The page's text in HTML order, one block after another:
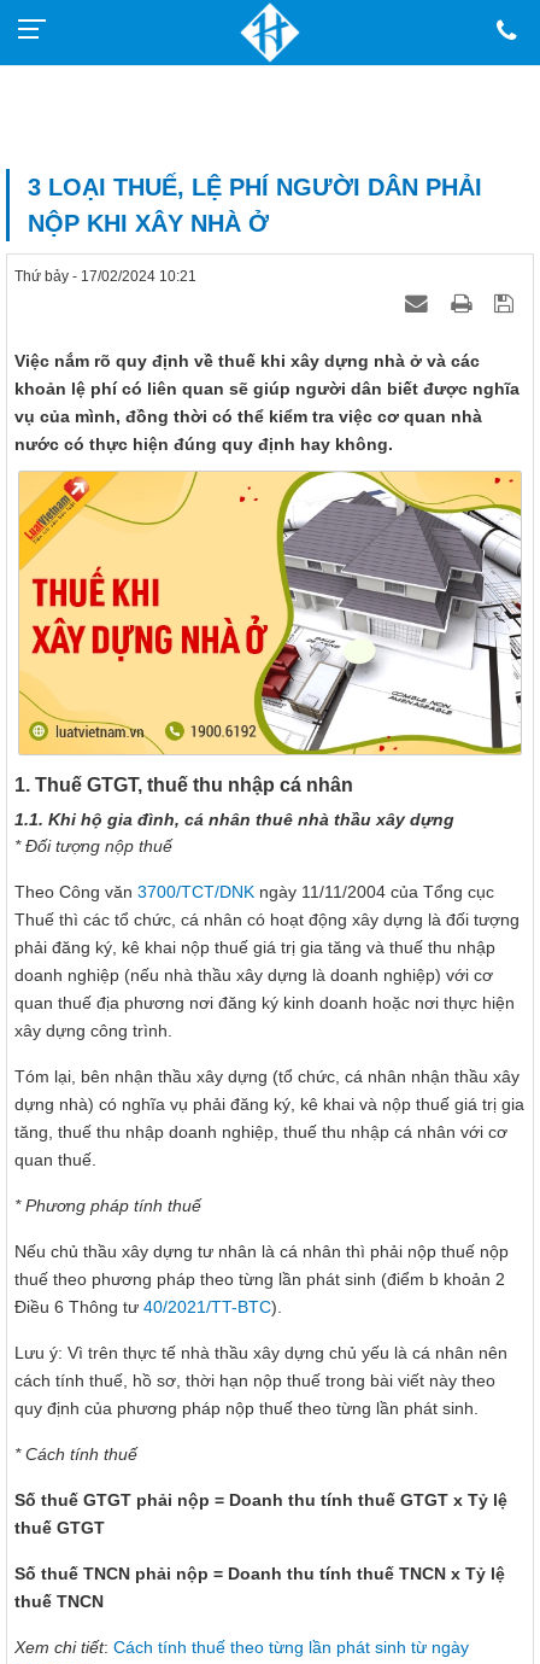
3 LOẠI THUẾ, LỆ PHÍ NGƯỜI DÂN PHẢI
NỘP KHI XÂY NHÀ Ở
Thứ bảy - 17/02/2024 10:21
Việc nắm rõ quy định về thuế khi xây dựng nhà ở và các
khoản lệ phí có liên quan sẽ giúp người dân biết được nghĩa
vụ của mình, đồng thời có thể kiểm tra việc cơ quan nhà
nước có thực hiện đúng quy định hay không.
1. Thuế GTGT, thuế thu nhập cá nhân
1.1. Khi hộ gia đình, cá nhân thuê nhà thầu xây dựng
* Đối tượng nộp thuế
Theo Công văn 3700/TCT/DNK ngày 11/11/2004 của Tổng cục
Thuế thì các tổ chức, cá nhân có hoạt động xây dựng là đối tượng
phải đăng ký, kê khai nộp thuế giá trị gia tăng và thuế thu nhập
doanh nghiệp (nếu nhà thầu xây dựng là doanh nghiệp) với cơ
quan thuế địa phương nơi đăng ký kinh doanh hoặc nơi thực hiện
xây dựng công trình.
Tóm lại, bên nhận thầu xây dựng (tổ chức, cá nhân nhận thầu xây
dựng nhà) có nghĩa vụ phải đăng ký, kê khai và nộp thuế giá trị gia
tăng, thuế thu nhập doanh nghiệp, thuế thu nhập cá nhân với cơ
quan thuế.
* Phương pháp tính thuế
Nếu chủ thầu xây dựng tư nhân là cá nhân thì phải nộp thuế nộp
thuế theo phương pháp theo từng lần phát sinh (điểm b khoản 2
Điều 6 Thông tư 40/2021/TT-BTC).
Lưu ý: Vì trên thực tế nhà thầu xây dựng chủ yếu là cá nhân nên
cách tính thuế, hồ sơ, thời hạn nộp thuế trong bài viết này theo
quy định của phương pháp nộp thuế theo từng lần phát sinh.
* Cách tính thuế
Số thuế GTGT phải nộp = Doanh thu tính thuế GTGT x Tỷ lệ
thuế GTGT
Số thuế TNCN phải nộp = Doanh thu tính thuế TNCN x Tỷ lệ
thuế TNCN
Xem chi tiết: Cách tính thuế theo từng lần phát sinh từ ngày